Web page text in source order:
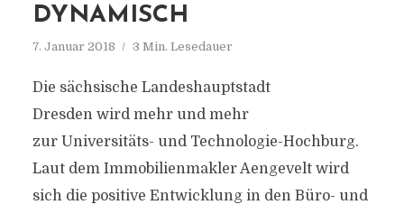
DYNAMISCH
7. Januar 2018 3 Min. Lesedauer
Die sächsische Landeshauptstadt
Dresden wird mehr und mehr
zur Universitäts- und Technologie-Hochburg.
Laut dem Immobilienmakler Aengevelt wird
sich die positive Entwicklung in den Büro- und